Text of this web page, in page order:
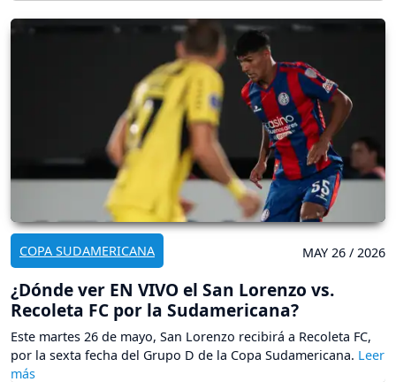
COPA SUDAMERICANA MAY 26 / 2026
¿Dónde ver EN VIVO el San Lorenzo vs.
Recoleta FC por la Sudamericana?
Este martes 26 de mayo, San Lorenzo recibirá a Recoleta FC,
por la sexta fecha del Grupo D de la Copa Sudamericana.